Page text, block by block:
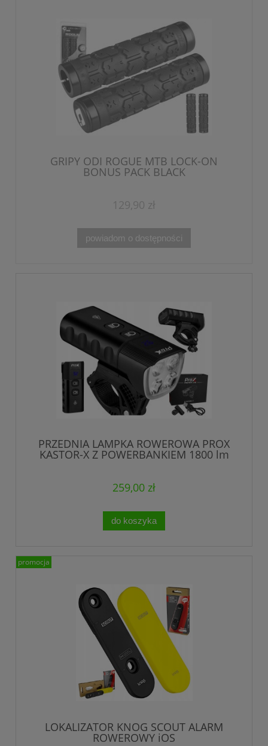
GRIPY ODI ROGUE MTB LOCK-ON
BONUS PACK BLACK
129,90 zł
powiadom o dostępności
PRZEDNIA LAMPKA ROWEROWA PROX
KASTOR-X Z POWERBANKIEM 1800 lm
259,00 zł
do koszyka
LOKALIZATOR KNOG SCOUT ALARM
ROWEROWY iOS
promocja